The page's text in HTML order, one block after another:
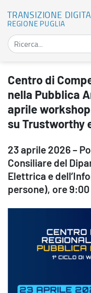
TRANSIZIONE
REGIONE PUGLIA
Centro di Competenza
Centro di
nella Pubblica
aprile
su Trustworthy
23 aprile 2026 –
Consiliare del
Elettrica e
persone), ore 9:00